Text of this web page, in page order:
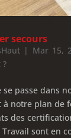
secours
| Mar 15,
se passe dans
à notre plan de
des
sont en